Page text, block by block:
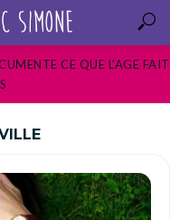
CE QUE L’AGE FAIT